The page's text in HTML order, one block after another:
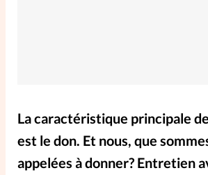
Entre4yeux
La Bible au féminin
La caractéristique principale
est le don. Et nous, que
appelées à donner? Entretien